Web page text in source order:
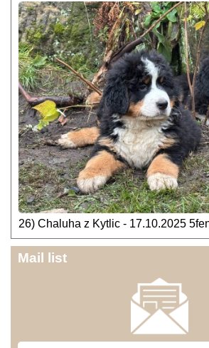
26) Chaluha z Kytlic - 17.10.2025
Mail list